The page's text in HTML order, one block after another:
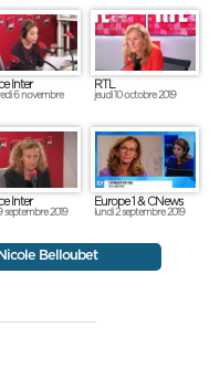
Inter
6 novembre
RTL
jeudi 10 octobre 2019
Inter
septembre 2019
Europe 1 & CNews
lundi 2 septembre 2019
Belloubet